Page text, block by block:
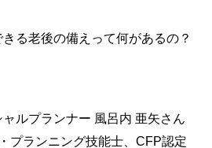
る老後の備えって何があるの？
ルプランナー 風呂内 亜矢さん
プランニング技能士、CFP認定